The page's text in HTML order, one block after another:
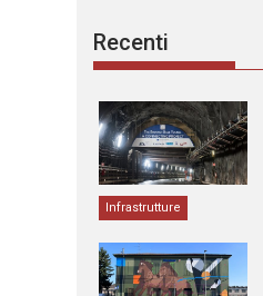
Recenti
Infrastrutture